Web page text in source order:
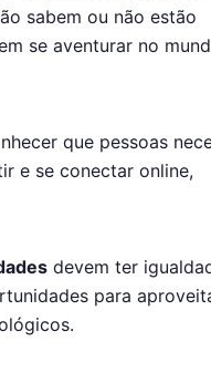
sabem ou não estão
se aventurar no
que pessoas
e se conectar online,
devem ter
para